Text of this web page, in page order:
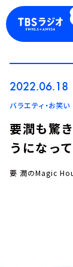
2022.06.18
バラエティ・お笑い
要潤も驚
うになって
要 潤のMagic